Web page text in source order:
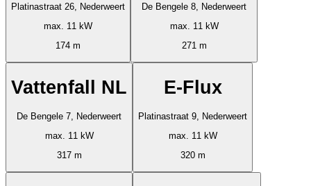
Platinastraat 26, Nederweert
max. 11 kW
174 m
De Bengele 8, Nederweert
max. 11 kW
271 m
Vattenfall NL
De Bengele 7, Nederweert
max. 11 kW
317 m
E-Flux
Platinastraat 9, Nederweert
max. 11 kW
320 m